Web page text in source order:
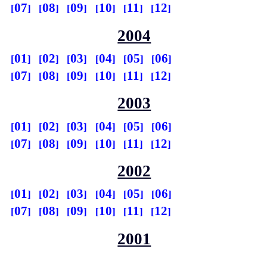
07
08 09 10 11 12
2004
01 02 03 04 05
06
07
08 09 10 11 12
2003
01 02 03 04 05
06
07
08 09 10 11 12
2002
01 02 03 04 05
06
07
08 09 10 11 12
2001